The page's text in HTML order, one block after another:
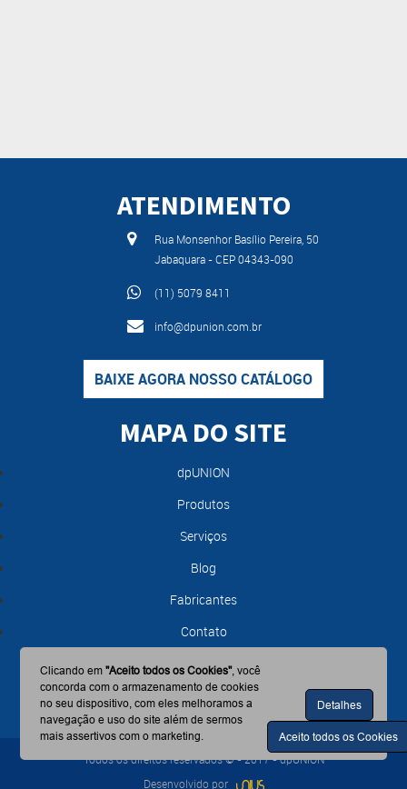
ATENDIMENTO
Rua Monsenhor Basílio Pereira, 50
Jabaquara - CEP 04343-090
(11) 5079 8411
info@dpunion.com.br
BAIXE AGORA NOSSO CATÁLOGO
MAPA DO SITE
dpUNION
Produtos
Serviços
Blog
Fabricantes
Contato
Todos os direitos reservados © - 2017 - dpUNION
Desenvolvido por
Clicando em"Aceito todos os Cookies", você
concorda com o armazenamento de cookies
no seu dispositivo, com eles melhoramos a
navegação e uso do site além de sermos
mais assertivos com o marketing.
Detalhes
Aceito todos os Cookies